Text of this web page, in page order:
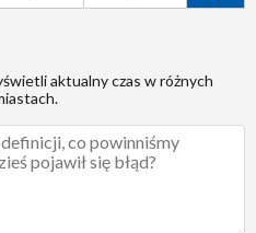
aktualny czas w różnych